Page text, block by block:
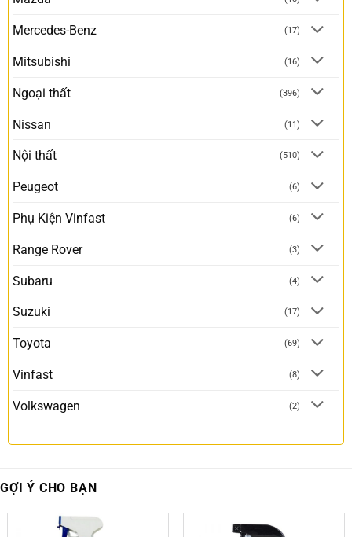
Mercedes-Benz (17)
Mitsubishi (16)
Ngoại thất (396)
Nissan (11)
Nội thất (510)
Peugeot (6)
Phụ Kiện Vinfast (6)
Range Rover (3)
Subaru (4)
Suzuki (17)
Toyota (69)
Vinfast (8)
Volkswagen (2)
GỢI Ý CHO BẠN